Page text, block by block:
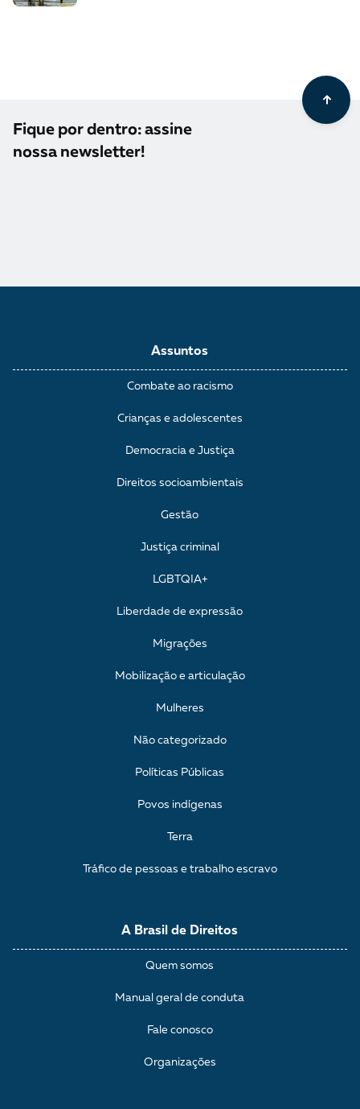
Fique por dentro: assine
nossa newsletter!
A Brasil de Direitos
Quem somos
Manual geral de conduta
Fale conosco
Organizações
Assuntos
Combate ao racismo
Crianças e adolescentes
Democracia e Justiça
Direitos socioambientais
Gestão
Justiça criminal
LGBTQIA+
Liberdade de expressão
Migrações
Mobilização e articulação
Mulheres
Não categorizado
Políticas Públicas
Povos indígenas
Terra
Tráfico de pessoas e trabalho escravo